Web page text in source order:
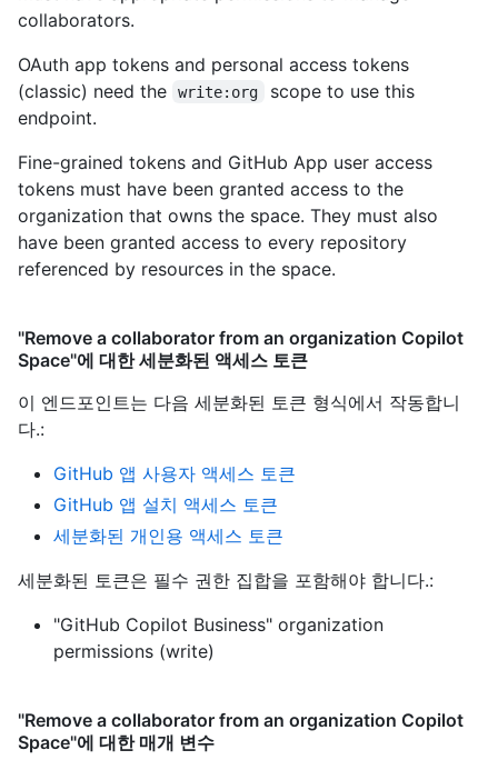
collaborators.
OAuth app tokens and personal access tokens
(classic) need the
write:org
scope to use this
endpoint.
Fine-grained tokens and GitHub App user access
tokens must have been granted access to the
organization that owns the space. They must also
have been granted access to every repository
referenced by resources in the space.
"Remove a collaborator from an organization Copilot
Space"에 대한 세분화된 액세스 토큰
이 엔드포인트는 다음 세분화된 토큰 형식에서 작동합니
다.:
GitHub 앱 사용자 액세스 토큰
GitHub 앱 설치 액세스 토큰
세분화된 개인용 액세스 토큰
세분화된 토큰은 필수 권한 집합을 포함해야 합니다.:
"GitHub Copilot Business" organization
permissions (write)
"Remove a collaborator from an organization Copilot
Space"에 대한 매개 변수